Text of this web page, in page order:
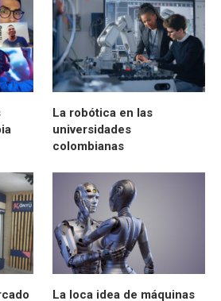
La robótica en las
universidades
colombianas
La loca idea de máquinas